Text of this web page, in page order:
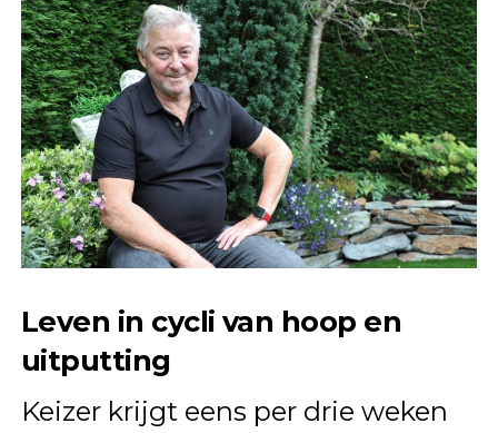
Leven in cycli van hoop en
uitputting
Keizer krijgt eens per drie weken